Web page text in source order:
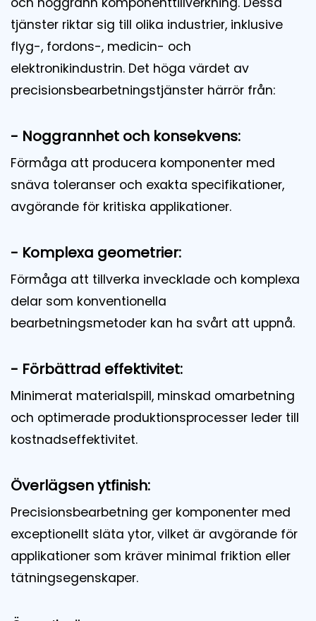
tjänster riktar sig till olika industrier, inklusive
flyg-, fordons-, medicin- och
elektronikindustrin. Det höga värdet av
precisionsbearbetningstjänster härrör från:
- Noggrannhet och konsekvens:
Förmåga att producera komponenter med
snäva toleranser och exakta specifikationer,
avgörande för kritiska applikationer.
- Komplexa geometrier:
Förmåga att tillverka invecklade och komplexa
delar som konventionella
bearbetningsmetoder kan ha svårt att uppnå.
- Förbättrad effektivitet:
Minimerat materialspill, minskad omarbetning
och optimerade produktionsprocesser leder till
kostnadseffektivitet.
Överlägsen ytfinish:
Precisionsbearbetning ger komponenter med
exceptionellt släta ytor, vilket är avgörande för
applikationer som kräver minimal friktion eller
tätningsegenskaper.